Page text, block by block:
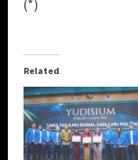
(*)
Related